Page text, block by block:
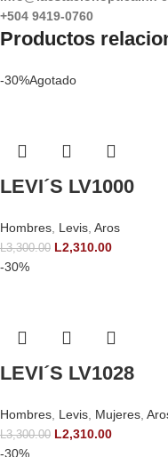
+504 9419-0760
Productos
-30%Agotado
LEVI´S LV1000
Hombres, Levis, Aros
L3,300.00 L2,310.00
-30%
LEVI´S LV1028
Hombres, Levis, Mujeres,
L3,300.00 L2,310.00
-30%